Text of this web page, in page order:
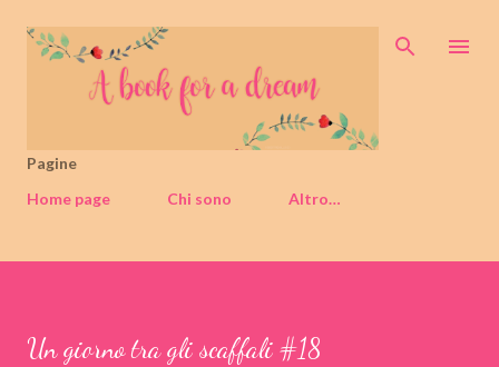
Passa ai contenuti principali
Pagine
Home page
Chi sono Altro…
Un giorno tra gli scaffali #18